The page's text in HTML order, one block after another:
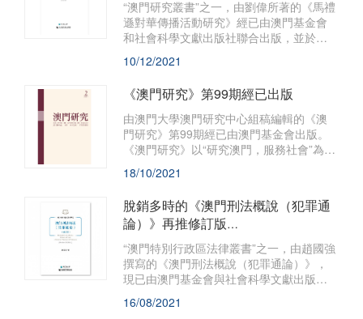
“澳門研究叢書”之一，由劉偉所著的《馬禮
遜對華傳播活動研究》經已由澳門基金會
和社會科學文獻出版社聯合出版，並於全
國包括澳門地區同時發行。
10/12/2021
《澳門研究》第99期經已出版
由澳門大學澳門研究中心組稿編輯的《澳
門研究》第99期經已由澳門基金會出版。
《澳門研究》以“研究澳門，服務社會”為宗
旨，透過選編、刊登海內外人文社會科學
的研究論文，薈萃各家學術思想，是推動
和深化“澳門學”建設的重要陣地，深受學界
關注。
18/10/2021
脫銷多時的《澳門刑法概說（犯罪通
論）》再推修訂版
體現作者的刑法學最新思考
“澳門特別行政區法律叢書”之一，由趙國強
撰寫的《澳門刑法概說（犯罪通論）》，
現已由澳門基金會與社會科學文獻出版社
聯合推出修訂二版，並於全國包括澳門地
區同時發行。
16/08/2021